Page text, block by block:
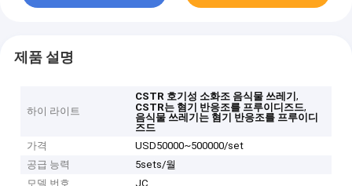
제품 설명
하이 라이트
CSTR 호기성 소화조 음식물 쓰레기,
CSTR는 혐기 반응조를 프루이디즈드,
음식물 쓰레기는 혐기 반응조를 프루이디
즈드
가격
USD50000~500000/set
공급 능력
5sets/월
모델 번호
JC